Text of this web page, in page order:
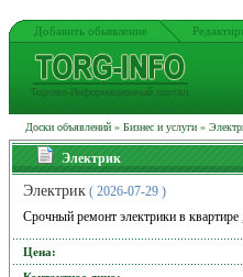
Добавить обьявление
Торгово-Информационный портал
Доски объявлений » Бизнес и услуги »
Электрик
Электрик ( 2026-07-29 )
Срочный ремонт электрики в
Цена: